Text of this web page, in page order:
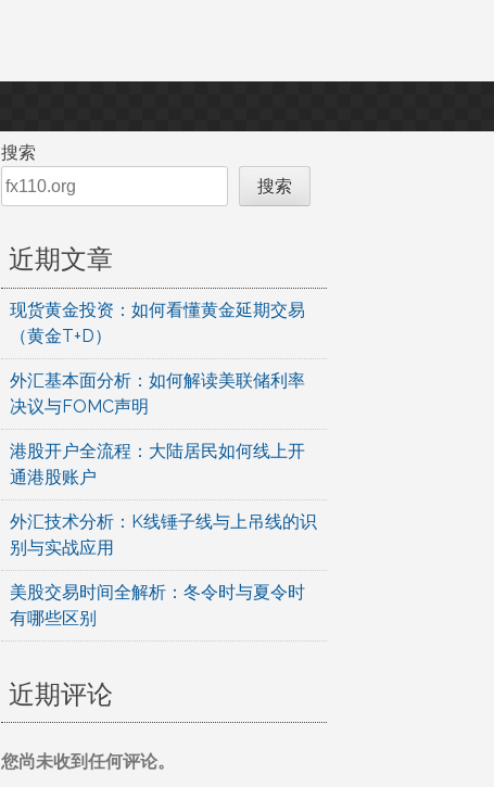
搜索
搜索
近期文章
现货黄金投资：如何看懂黄金延期交易
（黄金T+D）
外汇基本面分析：如何解读美联储利率
决议与FOMC声明
港股开户全流程：大陆居民如何线上开
通港股账户
外汇技术分析：K线锤子线与上吊线的识
别与实战应用
美股交易时间全解析：冬令时与夏令时
有哪些区别
近期评论
您尚未收到任何评论。